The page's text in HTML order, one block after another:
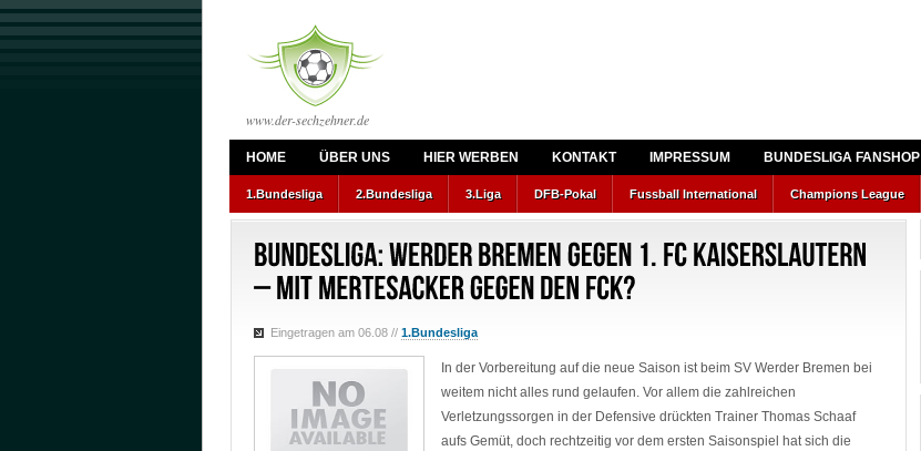
www.der-sechzehner.de
HOME ÜBER UNS HIER WERBEN KONTAKT IMPRESSUM BUNDESLIGA FANSHOP
1.Bundesliga 2.Bundesliga 3.Liga DFB-Pokal Fussball International Champions League
Eingetragen am 06.08 // 1.Bundesliga
In der Vorbereitung auf die neue Saison ist beim SV Werder Bremen bei
weitem nicht alles rund gelaufen. Vor allem die zahlreichen
Verletzungssorgen in der Defensive drückten Trainer Thomas Schaaf
aufs Gemüt, doch rechtzeitig vor dem ersten Saisonspiel hat sich die